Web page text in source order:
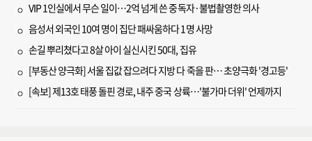
VIP 1인실에서 무슨 일이…2억 넘게 쓴 중독자·불법촬영한 의사
음성서 외국인 10여 명이 집단 패싸움하다 1명 사망
손길 뿌리쳤다고 8살 아이 실신시킨 50대, 집유
[부동산 양극화] 서울 집값 잡으려다 지방 다 죽을 판… 초양극화 '경고등'
[속보] 제13호 태풍 돌핀 경로, 내주 중국 상륙…'불가마 더위' 언제까지